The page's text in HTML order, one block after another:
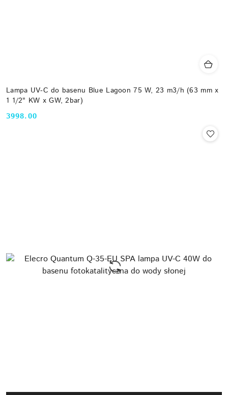
Lampa UV-C do basenu Blue Lagoon 75 W, 23 m3/h (63 mm x
1 1/2" KW x GW, 2bar)
Cena:
3998.00